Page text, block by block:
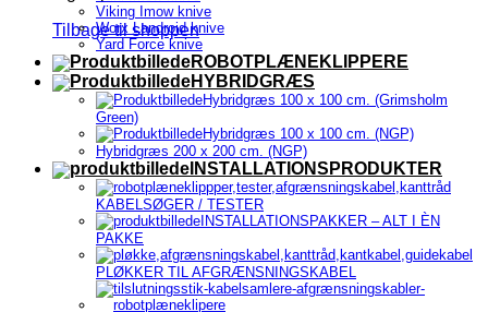
Tilbage til shoppen
Viking Imow knive
Worx Landroid knive
Yard Force knive
ROBOTPLÆNEKLIPPERE
HYBRIDGRÆS
Hybridgræs 100 x 100 cm. (Grimsholm
Green)
Hybridgræs 100 x 100 cm. (NGP)
Hybridgræs 200 x 200 cm. (NGP)
INSTALLATIONSPRODUKTER
KABELSØGER / TESTER
INSTALLATIONSPAKKER – ALT I ÈN
PAKKE
PLØKKER TIL AFGRÆNSNINGSKABEL